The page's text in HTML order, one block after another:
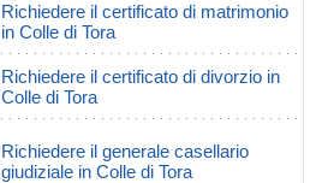
Richiedere il certificato di matrimonio
in Colle di Tora
Richiedere il certificato di divorzio in
Colle di Tora
Richiedere il generale casellario
giudiziale in Colle di Tora